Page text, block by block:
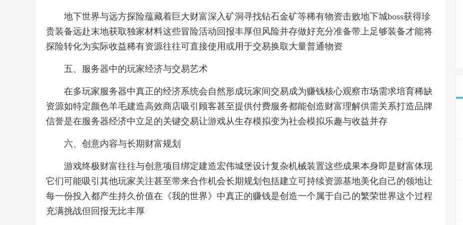
地下世界与远方探险蕴藏着巨大财富深入矿洞寻找钻石金矿等稀有物资击败地下城boss获得珍
贵装备远赴末地获取独家材料这些冒险活动回报丰厚但风险并存做好充分准备带上足够装备才能将
探险转化为实际收益稀有资源往往可直接使用或用于交易换取大量普通物资
五、服务器中的玩家经济与交易艺术
在多玩家服务器中真正的经济系统会自然形成玩家间交易成为赚钱核心观察市场需求培育稀缺
资源如特定颜色羊毛建造高效商店吸引顾客甚至提供付费服务都能创造财富理解供需关系打造品牌
信誉是在服务器经济中立足的关键交易让游戏从生存模拟变为社会模拟乐趣与收益并存
六、创意内容与长期财富规划
游戏终极财富往往与创意项目绑定建造宏伟城堡设计复杂机械装置这些成果本身即是财富体现
它们可能吸引其他玩家关注甚至带来合作机会长期规划包括建立可持续资源基地美化自己的领地让
每一份投入都产生持久价值在《我的世界》中真正的赚钱是创造一个属于自己的繁荣世界这个过程
充满挑战但回报无比丰厚